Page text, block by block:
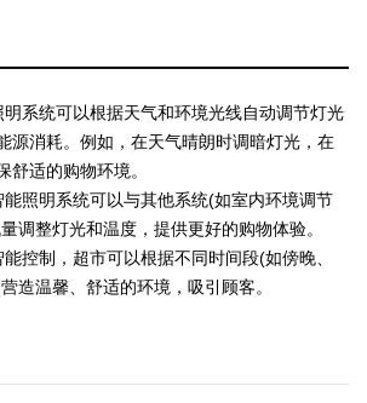
系统可以根据天气和环境光线自动调节灯光
源消耗。例如，在天气晴朗时调暗灯光，在
舒适的购物环境。
照明系统可以与其他系统(如室内环境调节
调整灯光和温度，提供更好的购物体验。
控制，超市可以根据不同时间段(如傍晚、
造温馨、舒适的环境，吸引顾客。